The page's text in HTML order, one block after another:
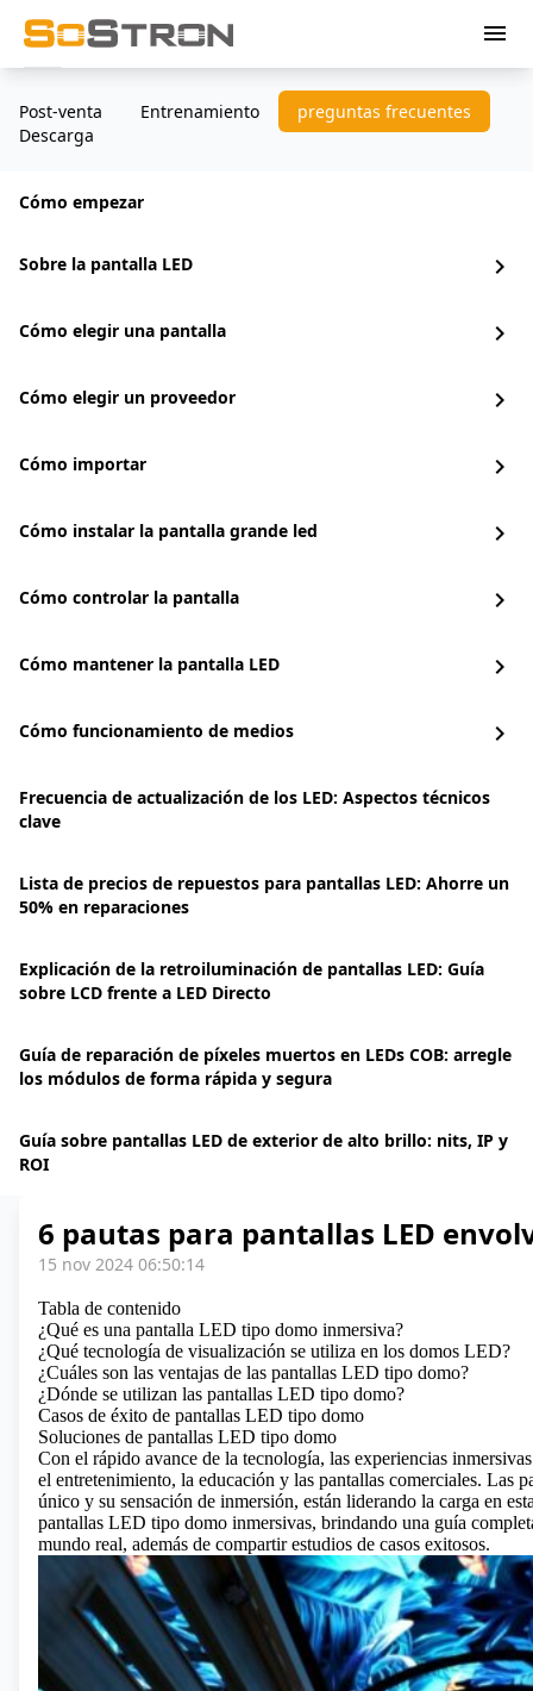
menu
Post-venta Entrenamiento
preguntas frecuentes
Descarga
Cómo empezar
Sobre la pantalla LED chevron_right
Cómo elegir una pantalla chevron_right
Cómo elegir un proveedor chevron_right
Cómo importar chevron_right
Cómo instalar la pantalla grande led chevron_right
Cómo controlar la pantalla chevron_right
Cómo mantener la pantalla LED chevron_right
Cómo funcionamiento de medios chevron_right
Frecuencia de actualización de los LED: Aspectos técnicos
clave
Lista de precios de repuestos para pantallas LED: Ahorre un
50% en reparaciones
Explicación de la retroiluminación de pantallas LED: Guía
sobre LCD frente a LED Directo
Guía de reparación de píxeles muertos en LEDs COB: arregle
los módulos de forma rápida y segura
Guía sobre pantallas LED de exterior de alto brillo: nits, IP y
ROI
6 pautas para pantallas LED
15 nov 2024 06:50:14
Tabla de contenido
¿Qué es una pantalla LED tipo domo inmersiva?
¿Qué tecnología de visualización se utiliza en los domos LED?
¿Cuáles son las ventajas de las pantallas LED tipo domo?
¿Dónde se utilizan las pantallas LED tipo domo?
Casos de éxito de pantallas LED tipo domo
Soluciones de pantallas LED tipo domo
Con el rápido avance de la tecnología, las experiencias
el entretenimiento, la educación y las pantallas comerciales. Las
único y su sensación de inmersión, están liderando la carga en
pantallas LED tipo domo inmersivas, brindando una guía
mundo real, además de compartir estudios de casos exitosos.